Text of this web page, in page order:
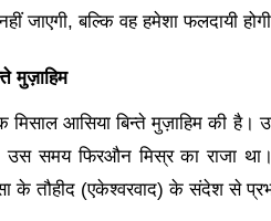
जाएगी, बल्कि वह हमेशा फलदायी
मुज़ाहिम
मिसाल आसिया बिन्ते मुज़ाहिम की
समय फिरऔन मिस्र का राजा
के तौहीद (एकेश्वरवाद) के संदेश से